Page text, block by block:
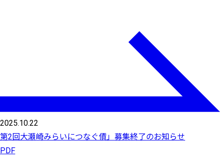
2025.10.22
第2回大瀬崎みらいにつなぐ債」募集終了のお知らせ
PDF